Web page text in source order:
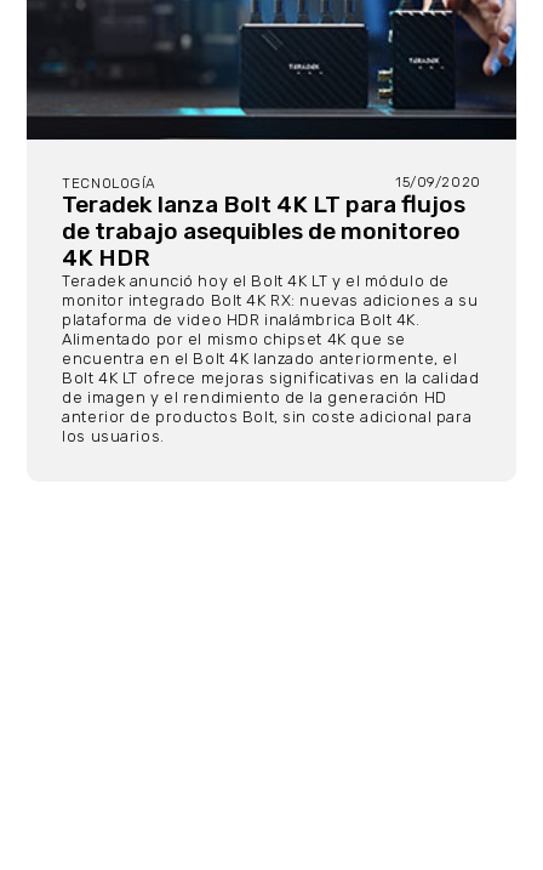
TECNOLOGÍA 15/09/2020
Teradek lanza Bolt 4K LT para flujos
de trabajo asequibles de monitoreo
4K HDR
Teradek anunció hoy el Bolt 4K LT y el módulo de
monitor integrado Bolt 4K RX: nuevas adiciones a su
plataforma de video HDR inalámbrica Bolt 4K.
Alimentado por el mismo chipset 4K que se
encuentra en el Bolt 4K lanzado anteriormente, el
Bolt 4K LT ofrece mejoras significativas en la calidad
de imagen y el rendimiento de la generación HD
anterior de productos Bolt, sin coste adicional para
los usuarios.